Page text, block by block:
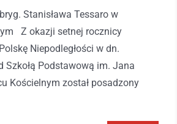
Stanisława Tessaro w
Z okazji setnej rocznicy
Niepodległości w dn.
Szkołą Podstawową im. Jana
Kościelnym został posadzony